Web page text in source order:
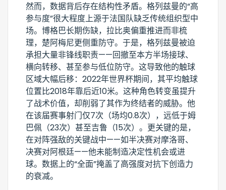
然而，数据背后存在结构性矛盾。格列兹曼的“高
参与度”很大程度上源于法国队缺乏传统组织型中
场。博格巴长期伤缺，拉比奥偏重推进而非梳
理，楚阿梅尼更侧重防守。于是，格列兹曼被迫
承担大量非锋线职责——回撤至本方半场接球、
横向转移、甚至参与低位防守。这导致他的触球
区域大幅后移：2022年世界杯期间，其平均触球
位置比2018年靠后近10米。这种角色转变虽提升
了战术价值，却削弱了其作为终结者的威胁。他
在该届赛事射门仅7次（场均0.8次），远低于姆
巴佩（23次）甚至吉鲁（15次）。更关键的是，
在对阵强敌的关键战中——如半决赛对摩洛哥、
决赛对阿根廷——他未能制造决定性机会或进
球。数据上的“全面”掩盖了高强度对抗下创造力
的衰减。